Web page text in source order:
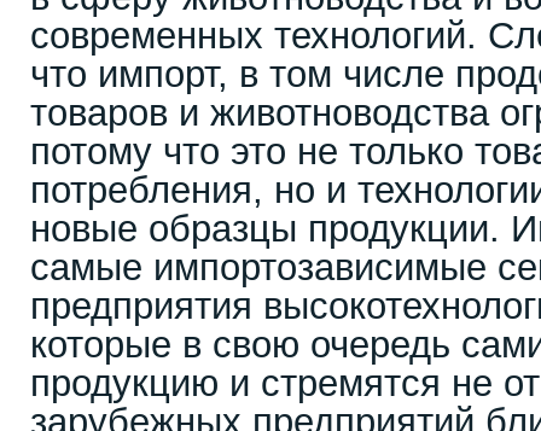
современных технологий.
что импорт, в том числе
товаров и животноводства
потому что это не только
потребления, но и
новые образцы продукции.
самые импортозависимые
предприятия
которые в свою очередь
продукцию и стремятся не
зарубежных предприятий